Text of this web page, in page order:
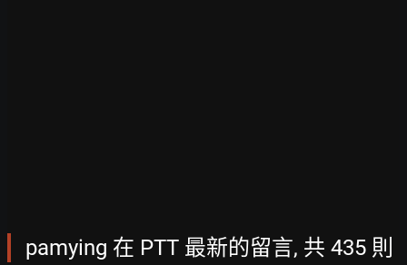
pamying 在 PTT 最新的留言, 共 435 則